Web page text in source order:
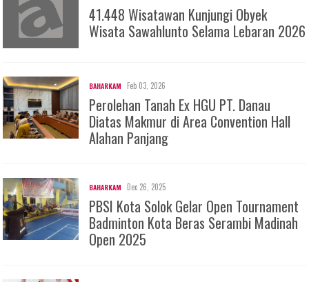
41.448 Wisatawan Kunjungi Obyek
Wisata Sawahlunto Selama Lebaran 2026
BAHARKAM Feb 03, 2026
Perolehan Tanah Ex HGU PT. Danau
Diatas Makmur di Area Convention Hall
Alahan Panjang
BAHARKAM Dec 26, 2025
PBSI Kota Solok Gelar Open Tournament
Badminton Kota Beras Serambi Madinah
Open 2025